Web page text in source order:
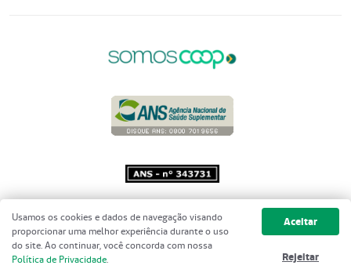
Copyright 2001 - 2026 Unimed do
Brasil - Todos os direitos reservados
Usamos os cookies e dados de navegação visando
proporcionar uma melhor experiência durante o uso
do site. Ao continuar, você concorda com nossa
Política de Privacidade.
Aceitar
Rejeitar